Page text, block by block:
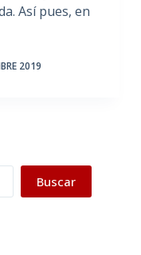
Así pues, en
2019
Buscar